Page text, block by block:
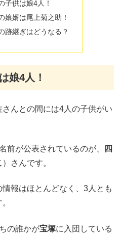
子供は娘4人！
娘婿は尾上菊之助！
跡継ぎはどうなる？
娘4人！
んとの間には4人の子供がい
前が公表されているのが、
四
）さんです。
報はほとんどなく、3人とも
の誰かが宝塚に入団している